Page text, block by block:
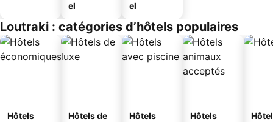
el
el
Loutraki : catégories d’hôtels populaires
Hôtels
Hôtels de
Hôtels
Hôtels